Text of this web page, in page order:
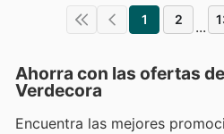
1 2 ...
Ahorra con las ofertas
Verdecora
Encuentra las mejores